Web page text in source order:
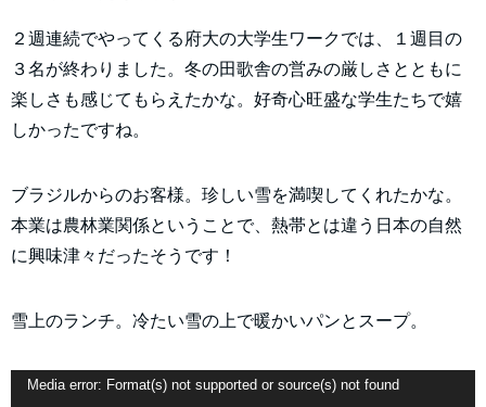
２週連続でやってくる府大の大学生ワークでは、１週目の
３名が終わりました。冬の田歌舎の営みの厳しさとともに
楽しさも感じてもらえたかな。好奇心旺盛な学生たちで嬉
しかったですね。
ブラジルからのお客様。珍しい雪を満喫してくれたかな。
本業は農林業関係ということで、熱帯とは違う日本の自然
に興味津々だったそうです！
雪上のランチ。冷たい雪の上で暖かいパンとスープ。
Media error: Format(s) not supported or source(s) not found